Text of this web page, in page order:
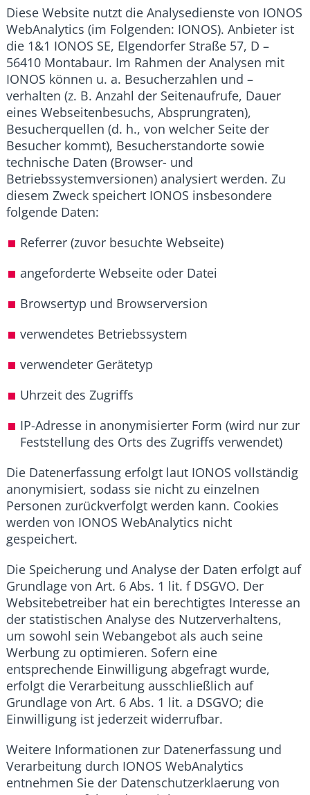
Diese Website nutzt die Analysedienste von IONOS
WebAnalytics (im Folgenden: IONOS). Anbieter ist
die 1&1 IONOS SE, Elgendorfer Straße 57, D –
56410 Montabaur. Im Rahmen der Analysen mit
IONOS können u. a. Besucherzahlen und –
verhalten (z. B. Anzahl der Seitenaufrufe, Dauer
eines Webseitenbesuchs, Absprungraten),
Besucherquellen (d. h., von welcher Seite der
Besucher kommt), Besucherstandorte sowie
technische Daten (Browser- und
Betriebssystemversionen) analysiert werden. Zu
diesem Zweck speichert IONOS insbesondere
folgende Daten:
Referrer (zuvor besuchte Webseite)
angeforderte Webseite oder Datei
Browsertyp und Browserversion
verwendetes Betriebssystem
verwendeter Gerätetyp
Uhrzeit des Zugriffs
IP-Adresse in anonymisierter Form (wird nur zur
Feststellung des Orts des Zugriffs verwendet)
Die Datenerfassung erfolgt laut IONOS vollständig
anonymisiert, sodass sie nicht zu einzelnen
Personen zurückverfolgt werden kann. Cookies
werden von IONOS WebAnalytics nicht
gespeichert.
Die Speicherung und Analyse der Daten erfolgt auf
Grundlage von Art. 6 Abs. 1 lit. f DSGVO. Der
Websitebetreiber hat ein berechtigtes Interesse an
der statistischen Analyse des Nutzerverhaltens,
um sowohl sein Webangebot als auch seine
Werbung zu optimieren. Sofern eine
entsprechende Einwilligung abgefragt wurde,
erfolgt die Verarbeitung ausschließlich auf
Grundlage von Art. 6 Abs. 1 lit. a DSGVO; die
Einwilligung ist jederzeit widerrufbar.
Weitere Informationen zur Datenerfassung und
Verarbeitung durch IONOS WebAnalytics
entnehmen Sie der Datenschutzerklaerung von